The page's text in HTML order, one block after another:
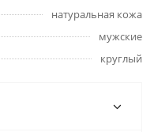
натуральная кожа
мужские
круглый